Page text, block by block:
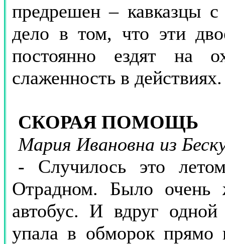
предрешен – кавказцы
дело в том, что эти
постоянно ездят на
слаженность в действиях.
СКОРАЯ ПОМОЩЬ
Мария Ивановна из
- Случилось это
Отрадном. Было очень
автобус. И вдруг
упала в обморок прямо